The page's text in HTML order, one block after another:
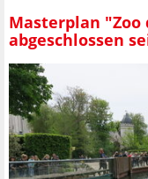
Masterplan "Zoo
abgeschlossen